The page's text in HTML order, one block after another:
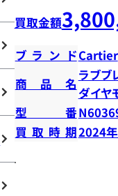
買取金額
ブランドCartier
商品名
ラブ
ダイヤ
型番
買取時期2024